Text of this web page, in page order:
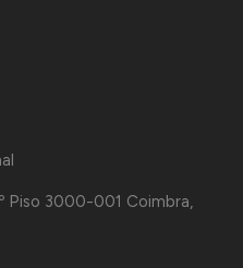
Piso 3000-001 Coimbra,